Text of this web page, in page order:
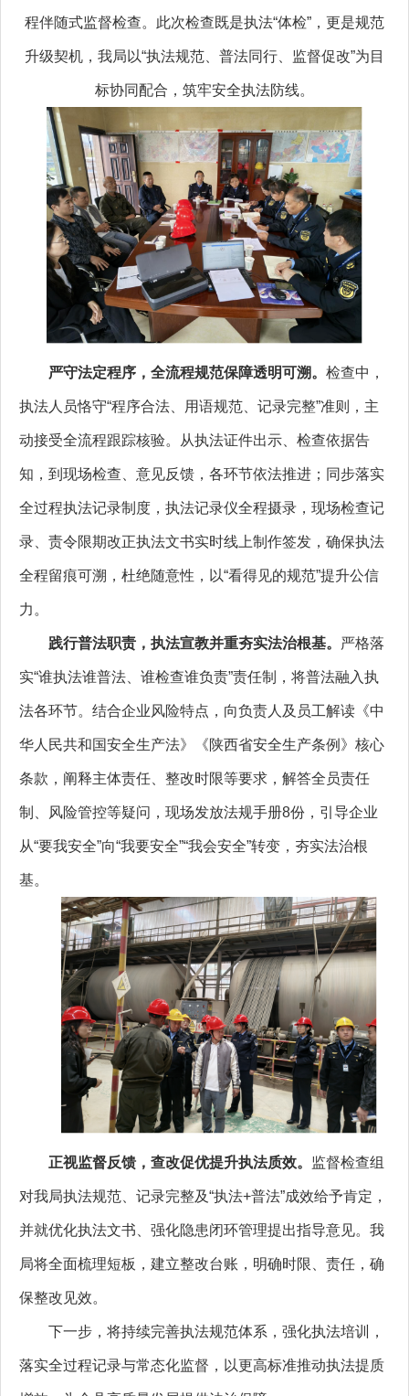
程伴随式监督检查。此次检查既是执法“体检”，更是规范
升级契机，我局以“执法规范、普法同行、监督促改”为目
标协同配合，筑牢安全执法防线。
严守法定程序，全流程规范保障透明可溯。 检查中，
执法人员恪守“程序合法、用语规范、记录完整”准则，主
动接受全流程跟踪核验。从执法证件出示、检查依据告
知，到现场检查、意见反馈，各环节依法推进；同步落实
全过程执法记录制度，执法记录仪全程摄录，现场检查记
录、责令限期改正执法文书实时线上制作签发，确保执法
全程留痕可溯，杜绝随意性，以“看得见的规范”提升公信
力。
践行普法职责，执法宣教并重夯实法治根基。 严格落
实“谁执法谁普法、谁检查谁负责”责任制，将普法融入执
法各环节。结合企业风险特点，向负责人及员工解读《中
华人民共和国安全生产法》《陕西省安全生产条例》核心
条款，阐释主体责任、整改时限等要求，解答全员责任
制、风险管控等疑问，现场发放法规手册8份，引导企业
从“要我安全”向“我要安全”“我会安全”转变，夯实法治根
基。
正视监督反馈，查改促优提升执法质效。 监督检查组
对我局执法规范、记录完整及“执法+普法”成效给予肯定，
并就优化执法文书、强化隐患闭环管理提出指导意见。我
局将全面梳理短板，建立整改台账，明确时限、责任，确
保整改见效。
下一步，将持续完善执法规范体系，强化执法培训，
落实全过程记录与常态化监督，以更高标准推动执法提质